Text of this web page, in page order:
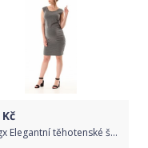
Kč
Gregx Elegantní těhotenské šaty bez rukávů - tm. šedá, Velikosti těh. moda XXL/XXXL